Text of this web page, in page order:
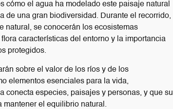
cómo el agua ha modelado este paisaje natural
de una gran biodiversidad. Durante el recorrido,
natural, se conocerán los ecosistemas
características del entorno y la importancia
protegidos.
sobre el valor de los ríos y de los
elementos esenciales para la vida,
conecta especies, paisajes y personas, y que su
mantener el equilibrio natural.